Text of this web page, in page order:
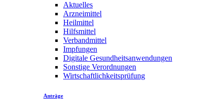
Aktuelles
Arzneimittel
Heilmittel
Hilfsmittel
Verbandmittel
Impfungen
Digitale Gesundheitsanwendungen
Sonstige Verordnungen
Wirtschaftlichkeitsprüfung
Anträge